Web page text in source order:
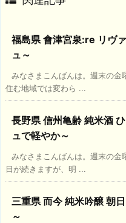
福島県 會津宮泉:re リヴ
ュ～
みなさまこんばんは。週末の金
住む地域では変わら ...
長野県 信州亀齢 純米酒
ュで軽やか～
みなさまこんばんは。週末の金
日が続きますが、明 ...
三重県 而今 純米吟醸 朝
～